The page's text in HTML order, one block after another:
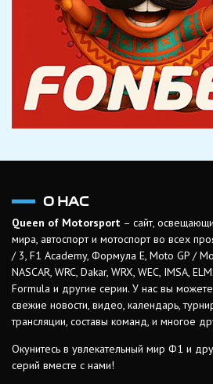
О НАС
Queen of Motorsport – сайт,
мира, автоспорт и мотоспорт во всех
/ 3, F1 Academy, Формула Е, Moto GP /
NASCAR, WRC, Dakar, WRX, WEC, IMSA,
Formula и другие серии. У нас вы
свежие новости, видео, календарь,
трансляции, составы команд, и многое
Окунитесь в увлекательный мир Ф1 и
серий вместе с нами!